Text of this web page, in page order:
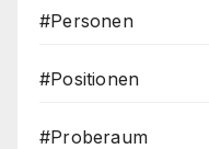
#Personen
#Positionen
#Proberaum